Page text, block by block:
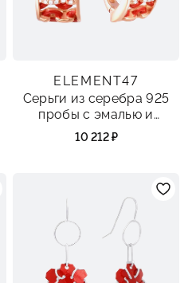
ELEMENT47
Серьги из серебра 925
пробы с эмалью и
фианитами
10 212 ₽